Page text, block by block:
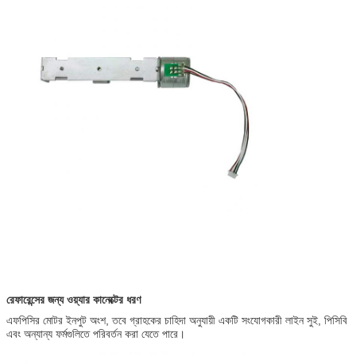
রেফারেন্সের জন্য ওয়্যার কানেক্টের ধরণ
এফপিসির মোটর ইনপুট অংশ, তবে গ্রাহকের চাহিদা অনুযায়ী একটি সংযোগকারী লাইন সুই, পিসিবি
এবং অন্যান্য ফর্মগুলিতে পরিবর্তন করা যেতে পারে।